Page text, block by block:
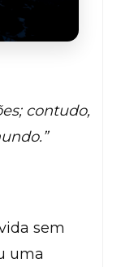
contudo,
sem
uma